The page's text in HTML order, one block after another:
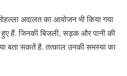
अदालत का आयोजन भी किया गया
हैं. जिनकी बिजली, सड़क और पानी की
बता सकतें है. तत्काल उनकी समस्या का